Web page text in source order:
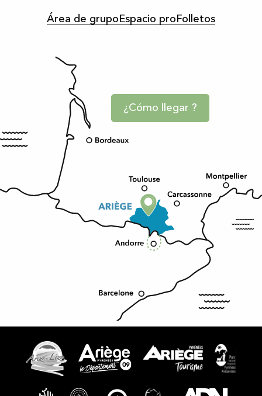
Área de grupo Espacio pro Folletos
¿Cómo llegar ?